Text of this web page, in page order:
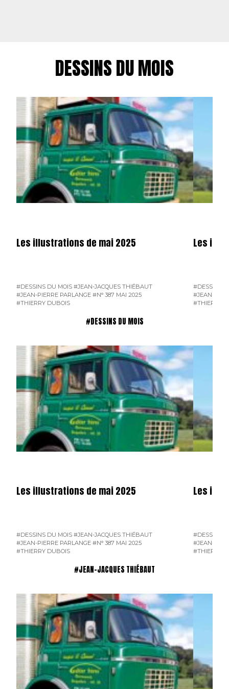
DESSINS DU MOIS
Les illustrations de mai 2025
#DESSINS DU MOIS #JEAN-JACQUES THIÉBAUT
#JEAN-PIERRE PARLANGE #N° 387 MAI 2025
#THIERRY DUBOIS
Les
#DESSINS
#JEAN-
#THIERRY
#DESSINS DU MOIS
Les illustrations de mai 2025
#DESSINS DU MOIS #JEAN-JACQUES THIÉBAUT
#JEAN-PIERRE PARLANGE #N° 387 MAI 2025
#THIERRY DUBOIS
Les
#DESSINS
#JEAN-
#THIERRY
#JEAN-JACQUES THIÉBAUT